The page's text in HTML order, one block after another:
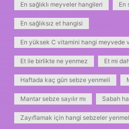
En sağlıklı meyveler hangileri En
En sağlıksız et hangisi
En yüksek C vitamini hangi meyvede
Et ile birlikte ne yenmez Et mi
Haftada kaç gün sebze yenmeli
Mantar sebze sayılır mı Sabah
Zayıflamak için hangi sebzeler